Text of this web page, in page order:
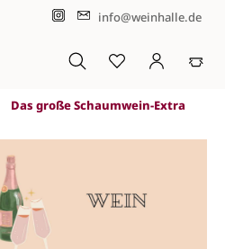
info@weinhalle.de
Das große Schaumwein-Extra